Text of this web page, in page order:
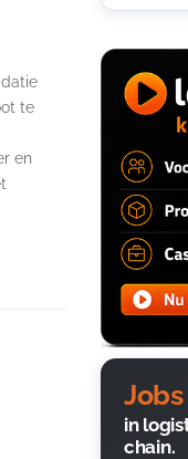
te
en
Jobs
in
chain.